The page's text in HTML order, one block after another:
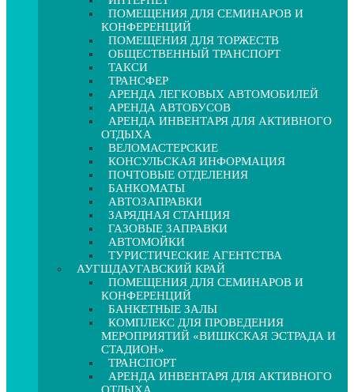
ПОМЕЩЕНИЯ ДЛЯ СЕМИНАРОВ И
КОНФЕРЕНЦИЙ
ПОМЕЩЕНИЯ ДЛЯ ТОРЖЕСТВ
ОБЩЕСТВЕННЫЙ ТРАНСПОРТ
ТАКСИ
ТРАНСФЕР
АРЕНДА ЛЕГКОВЫХ АВТОМОБИЛЕЙ
АРЕНДА АВТОБУСОВ
АРЕНДА ИНВЕНТАРЯ ДЛЯ АКТИВНОГО
ОТДЫХА
ВЕЛОМАСТЕРСКИЕ
КОНСУЛЬСКАЯ ИНФОРМАЦИЯ
ПОЧТОВЫЕ ОТДЕЛЕНИЯ
БАНКОМАТЫ
АВТОЗАПРАВКИ
ЗАРЯДНАЯ СТАНЦИЯ
ГАЗОВЫЕ ЗАПРАВКИ
АВТОМОЙКИ
ТУРИСТИЧЕСКИЕ АГЕНТСТВА
АУГШДАУГАВСКИЙ КРАЙ
ПОМЕЩЕНИЯ ДЛЯ СЕМИНАРОВ И
КОНФЕРЕНЦИЙ
БАНКЕТНЫЕ ЗАЛЫ
КОМПЛЕКС ДЛЯ ПРОВЕДЕНИЯ
МЕРОПРИЯТИЙ «ВИШКСКАЯ ЭСТРАДА И
СТАДИОН»
ТРАНСПОРТ
АРЕНДА ИНВЕНТАРЯ ДЛЯ АКТИВНОГО